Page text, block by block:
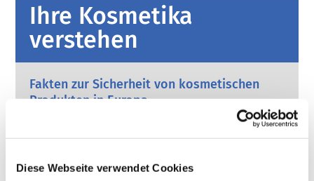
Diese Webseite verwendet Cookies
Ihre Kosmetika
verstehen
Fakten zur Sicherheit von kosmetischen
Produkten in Europa
Strenge Rechtsvorschriften sorgen dafür,
Union verkauft werden, sicher für die
Mehr erfahren